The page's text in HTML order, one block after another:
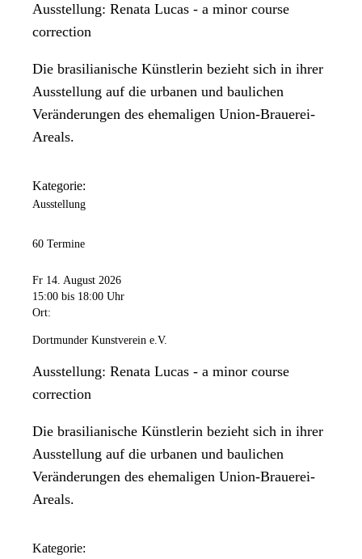
Ausstellung: Renata Lucas - a minor course
correction
Die brasilianische Künstlerin bezieht sich in ihrer
Ausstellung auf die urbanen und baulichen
Veränderungen des ehemaligen Union-Brauerei-
Areals.
Kategorie:
Ausstellung
60 Termine
Fr 14. August 2026
15:00 bis 18:00 Uhr
Ort:
Dortmunder Kunstverein e.V.
Ausstellung: Renata Lucas - a minor course
correction
Die brasilianische Künstlerin bezieht sich in ihrer
Ausstellung auf die urbanen und baulichen
Veränderungen des ehemaligen Union-Brauerei-
Areals.
Kategorie: